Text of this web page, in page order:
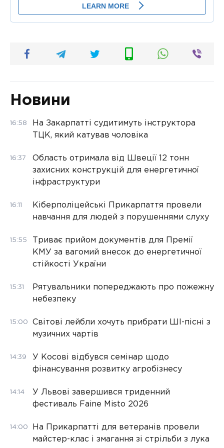
Новини
16:58
На Закарпатті судитимуть інструктора
ТЦК, який катував чоловіка
16:37
Область отримала від Швеції 12 тонн
захисних конструкцій для енергетичної
інфраструктури
16:11
Кіберполіцейські Прикарпаття провели
навчання для людей з порушеннями слуху
15:55
Триває прийом документів для Премії
КМУ за вагомий внесок до енергетичної
стійкості України
15:31
Рятувальники попереджають про пожежну
небезпеку
15:00
Світові лейбли хочуть прибрати ШІ-пісні з
музичних чартів
14:39
У Косові відбувся семінар щодо
фінансування розвитку агробізнесу
14:14
У Львові завершився триденний
фестиваль Faine Misto 2026
14:00
На Прикарпатті для ветеранів провели
майстер-клас і змагання зі стрільби з лука